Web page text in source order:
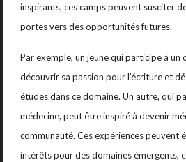
inspirants, ces camps peuvent susciter
portes vers des opportunités futures.
Par exemple, un jeune qui participe à un
découvrir sa passion pour l’écriture et
études dans ce domaine. Un autre, qui
médecine, peut être inspiré à devenir
communauté. Ces expériences peuvent
intérêts pour des domaines émergents,